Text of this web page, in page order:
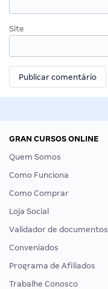
Site
GRAN CURSOS ONLINE
Quem Somos
Como Funciona
Como Comprar
Loja Social
Validador de documentos
Conveniados
Programa de Afiliados
Trabalhe Conosco